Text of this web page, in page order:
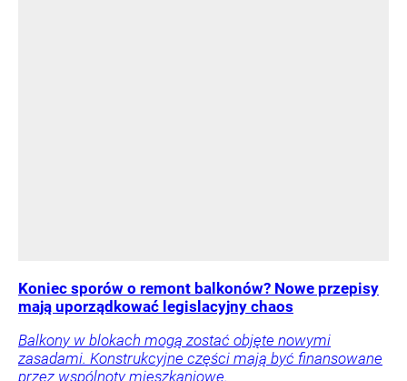
Koniec sporów o remont balkonów? Nowe przepisy
mają uporządkować legislacyjny chaos
Balkony w blokach mogą zostać objęte nowymi
zasadami. Konstrukcyjne części mają być finansowane
przez wspólnoty mieszkaniowe.